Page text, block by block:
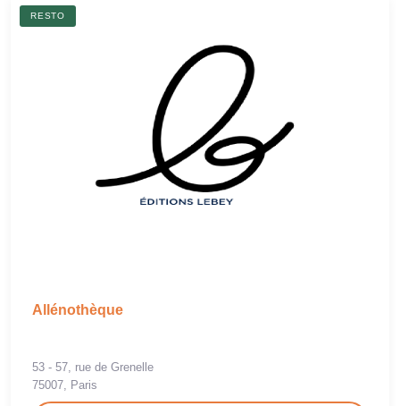
RESTO
Allénothèque
53 - 57, rue de Grenelle
75007, Paris